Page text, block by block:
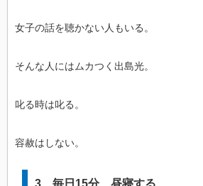
女子の話を聴かない人もいる。
そんな人にはムカつく出島光。
叱る時は叱る。
容赦はしない。
3 毎日15分 昼寝する